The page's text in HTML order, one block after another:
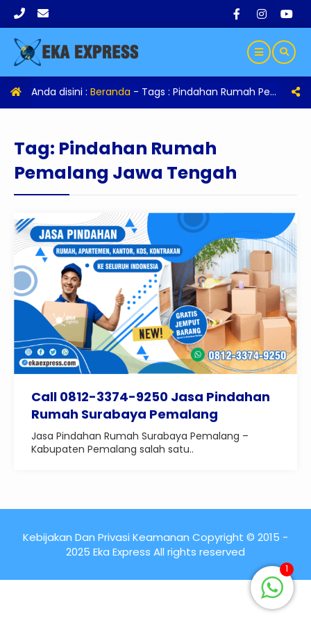
Anda disini : Beranda - Tags : Pindahan Rumah Pemalang Jawa Tengah
Tag: Pindahan Rumah
Pemalang Jawa Tengah
Call 0812-3374-9250 Jasa Pindahan
Rumah Surabaya Pemalang
Jasa Pindahan Rumah Surabaya Pemalang –
Kabupaten Pemalang salah satu..
Kebijakan Dan Privasi Keamanan Copyright © 2015 -
2025 Eka Express All rights reserved
1